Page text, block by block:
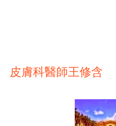
皮膚科醫師王修含